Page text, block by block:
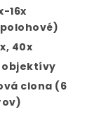
16x
40x
objektívy
clona (6